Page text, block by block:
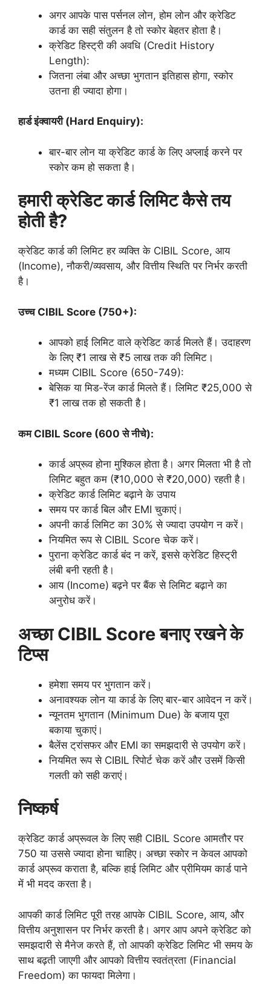
अगर आपके पास पर्सनल लोन, होम लोन और क्रेडिट
कार्ड का सही संतुलन है तो स्कोर बेहतर होता है।
क्रेडिट हिस्ट्री की अवधि (Credit History
Length):
जितना लंबा और अच्छा भुगतान इतिहास होगा, स्कोर
उतना ही ज्यादा होगा।
हार्ड इंक्वायरी (Hard Enquiry):
बार-बार लोन या क्रेडिट कार्ड के लिए अप्लाई करने पर
स्कोर कम हो सकता है।
हमारी क्रेडिट कार्ड लिमिट कैसे तय
होती है?
क्रेडिट कार्ड की लिमिट हर व्यक्ति के CIBIL Score, आय
(Income), नौकरी/व्यवसाय, और वित्तीय स्थिति पर निर्भर करती
है।
उच्च CIBIL Score (750+):
आपको हाई लिमिट वाले क्रेडिट कार्ड मिलते हैं। उदाहरण
के लिए ₹1 लाख से ₹5 लाख तक की लिमिट।
मध्यम CIBIL Score (650-749):
बेसिक या मिड-रेंज कार्ड मिलते हैं। लिमिट ₹25,000 से
₹1 लाख तक हो सकती है।
कम CIBIL Score (600 से नीचे):
कार्ड अप्रूव होना मुश्किल होता है। अगर मिलता भी है तो
लिमिट बहुत कम (₹10,000 से ₹20,000) रहती है।
क्रेडिट कार्ड लिमिट बढ़ाने के उपाय
समय पर कार्ड बिल और EMI चुकाएं।
अपनी कार्ड लिमिट का 30% से ज्यादा उपयोग न करें।
नियमित रूप से CIBIL Score चेक करें।
पुराना क्रेडिट कार्ड बंद न करें, इससे क्रेडिट हिस्ट्री
लंबी बनी रहती है।
आय (Income) बढ़ने पर बैंक से लिमिट बढ़ाने का
अनुरोध करें।
अच्छा CIBIL Score बनाए रखने के
टिप्स
हमेशा समय पर भुगतान करें।
अनावश्यक लोन या कार्ड के लिए बार-बार आवेदन न करें।
न्यूनतम भुगतान (Minimum Due) के बजाय पूरा
बकाया चुकाएं।
बैलेंस ट्रांसफर और EMI का समझदारी से उपयोग करें।
नियमित रूप से CIBIL रिपोर्ट चेक करें और उसमें किसी
गलती को सही कराएं।
निष्कर्ष
क्रेडिट कार्ड अप्रूवल के लिए सही CIBIL Score आमतौर पर
750 या उससे ज्यादा होना चाहिए। अच्छा स्कोर न केवल आपको
कार्ड अप्रूव कराता है, बल्कि हाई लिमिट और प्रीमियम कार्ड पाने
में भी मदद करता है।
आपकी कार्ड लिमिट पूरी तरह आपके CIBIL Score, आय, और
वित्तीय अनुशासन पर निर्भर करती है। अगर आप अपने क्रेडिट को
समझदारी से मैनेज करते हैं, तो आपकी क्रेडिट लिमिट भी समय के
साथ बढ़ती जाएगी और आपको वित्तीय स्वतंत्रता (Financial
Freedom) का फायदा मिलेगा।